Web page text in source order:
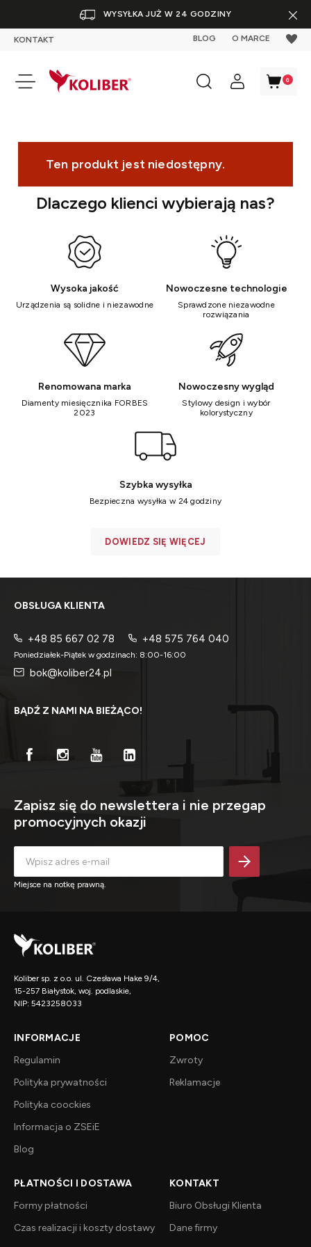
WYSYŁKA JUŻ W 24 GODZINY
KONTAKT BLOG O MARCE
Ten produkt jest niedostępny.
Dlaczego klienci wybierają nas?
Wysoka jakość
Urządzenia są solidne i niezawodne
Nowoczesne technologie
Sprawdzone niezawodne
rozwiązania
Renomowana marka
Diamenty miesięcznika FORBES
2023
Nowoczesny wygląd
Stylowy design i wybór
kolorystyczny
Szybka wysyłka
Bezpieczna wysyłka w 24 godziny
DOWIEDZ SIĘ WIĘCEJ
OBSŁUGA KLIENTA
+48 85 667 02 78 +48 575 764 040
Poniedziałek-Piątek w godzinach: 8:00-16:00
bok@koliber24.pl
BĄDŹ Z NAMI NA BIEŻĄCO!
Zapisz się do newslettera i nie przegap
promocyjnych okazji
Miejsce na notkę prawną.
Koliber sp. z o.o. ul. Czesława Hake 9/4,
15-257 Białystok, woj. podlaskie,
NIP: 5423258033
INFORMACJE
Regulamin
Polityka prywatności
Polityka coockies
Informacja o ZSEiE
Blog
POMOC
Zwroty
Reklamacje
PŁATNOŚCI I DOSTAWA
Formy płatności
Czas realizacji i koszty dostawy
KONTAKT
Biuro Obsługi Klienta
Dane firmy